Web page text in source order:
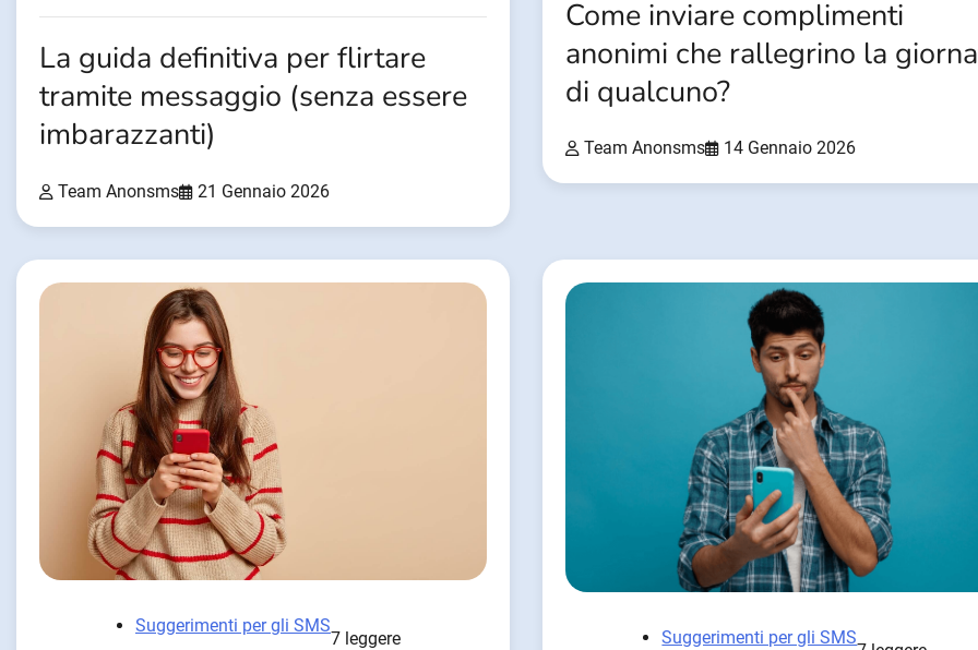
La guida definitiva per flirtare
tramite messaggio (senza essere
imbarazzanti)
Team Anonsms 21 Gennaio 2026
Come inviare complimenti
anonimi che rallegrino la
di qualcuno?
Team Anonsms 14 Gennaio 2026
Suggerimenti per gli SMS
7 leggere Suggerimenti per gli SMS